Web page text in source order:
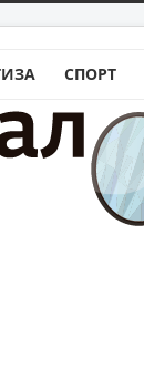
СПОРТ